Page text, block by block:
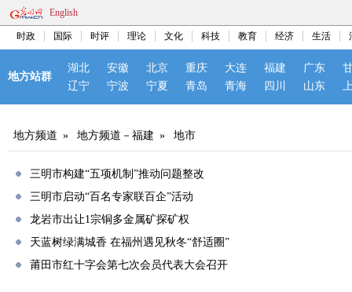
English
时政 国际 时评 理论 文化 科技 教育 经济 生活
地方站群
湖北 安徽 北京 重庆 大连 福建 广东
辽宁
宁波 宁夏 青岛 青海 四川 山东
地方频道 » 地方频道－福建 » 地市
三明市构建“五项机制”推动问题整改
三明市启动“百名专家联百企”活动
龙岩市出让1宗铜多金属矿探矿权
天蓝树绿满城香 在福州遇见秋冬“舒适圈”
莆田市红十字会第七次会员代表大会召开